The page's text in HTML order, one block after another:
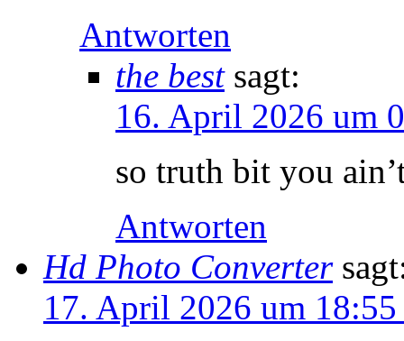
Antworten
the best sagt:
16. April 2026 um
so truth bit you
Antworten
Hd Photo Converter
17. April 2026 um